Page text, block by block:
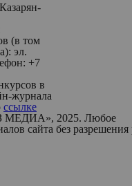
(в том
эл.
+7
в
журнала
ссылке
МЕДИА», 2025. Любое
сайта без